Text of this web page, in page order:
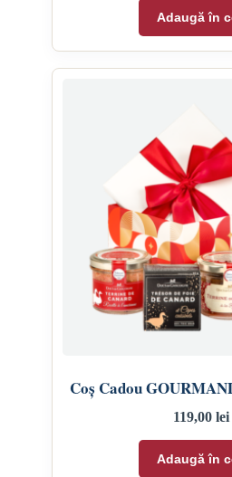
Adaugă în
Coș Cadou
119,00lei
Adaugă în